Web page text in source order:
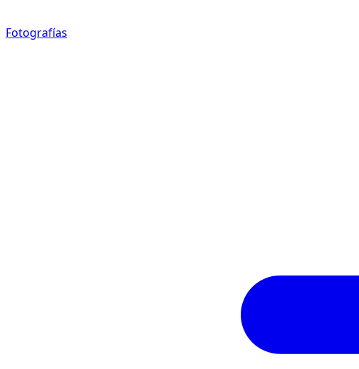
Fotografías